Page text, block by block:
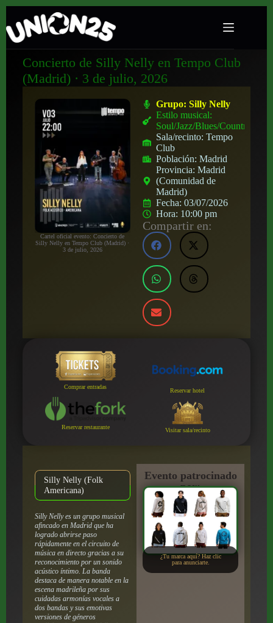
Concierto de Silly Nelly en Tempo Club
(Madrid) · 3 de julio, 2026
Cartel oficial evento: Concierto de
Silly Nelly en Tempo Club (Madrid) ·
3 de julio, 2026
Grupo:Silly Nelly
Estilo musical:
Soul/Jazz/Blues/Country
Sala/recinto:Tempo
Club
Población:Madrid
Provincia:Madrid
(Comunidad de
Madrid)
Fecha:03/07/2026
Hora: 10:00 pm
Compartir en:
Comprar entradas
Reservar hotel
Reservar restaurante Visitar sala/recinto
Silly Nelly (Folk
Americana)
Silly Nelly es un grupo musical
afincado en Madrid que ha
logrado abrirse paso
rápidamente en el circuito de
música en directo gracias a su
reconocimiento por un sonido
acústico íntimo. La banda
destaca de manera notable en la
escena madrileña por sus
cuidadas armonías vocales a
dos bandas y sus emotivas
versiones de géneros
Evento patrocinado
por:
¿Tu marca aquí? Haz clic
para anunciarte.